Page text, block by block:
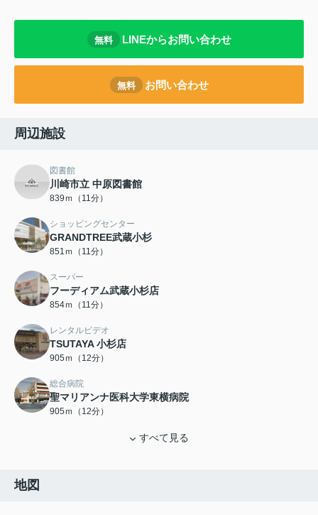
無料 LINEからお問い合わせ
無料 お問い合わせ
周辺施設
図書館
川崎市立 中原図書館
839ｍ（11分）
ショッピングセンター
GRANDTREE武蔵小杉
851ｍ（11分）
スーパー
フーディアム武蔵小杉店
854ｍ（11分）
レンタルビデオ
TSUTAYA 小杉店
905ｍ（12分）
総合病院
聖マリアンナ医科大学東横病院
905ｍ（12分）
すべて見る
地図